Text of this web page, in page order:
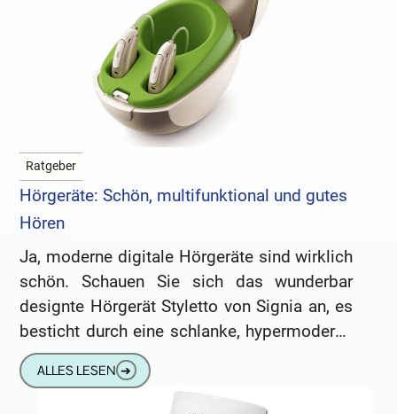
Ratgeber
Hörgeräte: Schön, multifunktional und gutes
Hören
Ja, moderne digitale Hörgeräte sind wirklich
schön. Schauen Sie sich das wunderbar
designte Hörgerät Styletto von Signia an, es
besticht durch eine schlanke, hypermoderne
Form und gefällt vielen Kunden
ausgenommen
ALLES LESEN ➔